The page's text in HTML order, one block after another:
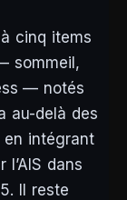
cinq items
sommeil,
— notés
au-delà des
en intégrant
l’AIS dans
Il reste